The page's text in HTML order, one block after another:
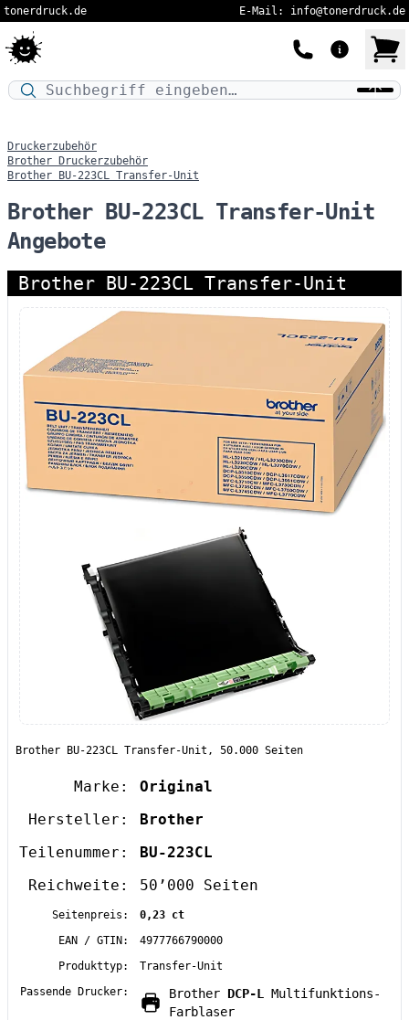
tonerdruck.de E-Mail: info@tonerdruck.de
Druckermodell oder Produktnamen eingeben…
Druckerzubehör
Brother Druckerzubehör
Brother BU-223CL Transfer-Unit
Brother BU-223CL Transfer-Unit
Angebote
Brother BU-223CL Transfer-Unit
Brother BU-223CL Transfer-Unit, 50.000 Seiten
Marke:
Original
Hersteller:
Brother
Teilenummer:
BU-223CL
Reichweite:
50’000 Seiten
Seitenpreis:
0,23 ct
EAN / GTIN:
4977766790000
Produkttyp:
Transfer-Unit
Passende Drucker:
Brother DCP-L
Multifunktions-
Farblaser